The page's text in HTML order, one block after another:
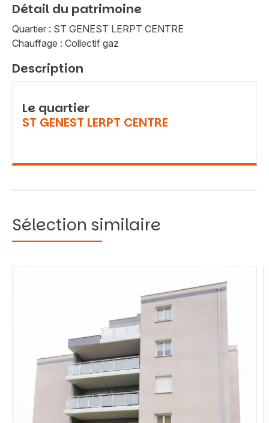
Détail du patrimoine
Quartier : ST GENEST LERPT CENTRE
Chauffage : Collectif gaz
Description
Le quartier
ST GENEST LERPT CENTRE
Sélection similaire